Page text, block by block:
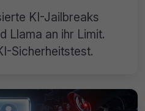
KI-Jailbreaks
Llama an ihr Limit.
Sicherheitstest.